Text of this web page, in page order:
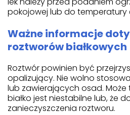
pokojowej lub do temperatury
Ważne informacje
roztworów białkowych
Roztwór powinien być
opalizujący. Nie wolno
lub zawierających osad. Może
białko jest niestabilne lub, że
zanieczyszczenia roztworu.